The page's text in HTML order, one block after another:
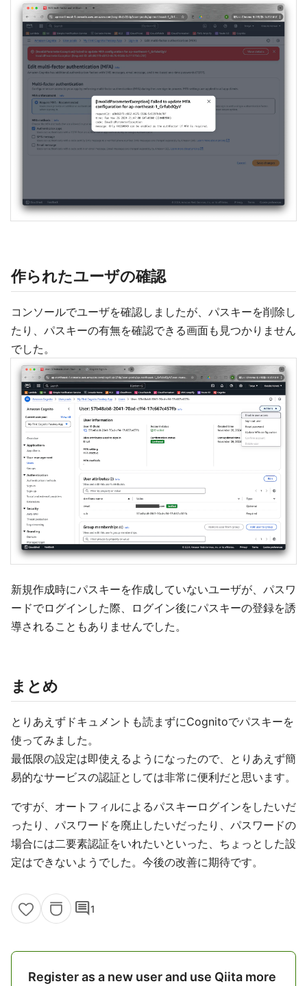
作られたユーザの確認
コンソールでユーザを確認しましたが、パスキーを削除し
たり、パスキーの有無を確認できる画面も見つかりません
でした。
新規作成時にパスキーを作成していないユーザが、パスワ
ードでログインした際、ログイン後にパスキーの登録を誘
導されることもありませんでした。
まとめ
とりあえずドキュメントも読まずにCognitoでパスキーを
使ってみました。
最低限の設定は即使えるようになったので、とりあえず簡
易的なサービスの認証としては非常に便利だと思います。
ですが、オートフィルによるパスキーログインをしたいだ
ったり、パスワードを廃止したいだったり、パスワードの
場合には二要素認証をいれたいといった、ちょっとした設
定はできないようでした。今後の改善に期待です。
comment1
Register as a new user and use Qiita more